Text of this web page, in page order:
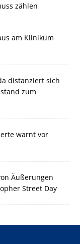
zählen
am Klinikum
distanziert sich
zum
warnt vor
Äußerungen
Street Day